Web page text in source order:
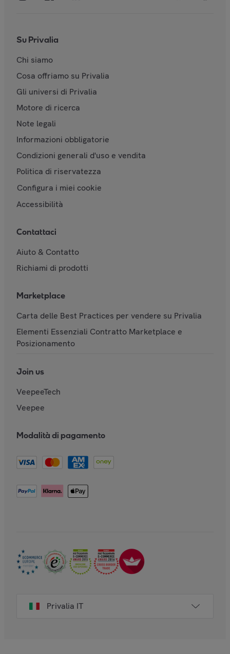
Su Privalia
Chi siamo
Cosa offriamo su Privalia
Gli universi di Privalia
Motore di ricerca
Note legali
Informazioni obbligatorie
Condizioni generali d'uso e vendita
Politica di riservatezza
Configura i miei cookie
Accessibilità
Contattaci
Aiuto & Contatto
Richiami di prodotti
Marketplace
Carta delle Best Practices per vendere su Privalia
Elementi Essenziali Contratto Marketplace e
Posizionamento
Join us
VeepeeTech
Veepee
Modalità di pagamento
Privalia IT